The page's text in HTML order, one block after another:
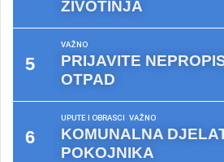
ŽIVOTINJA
VAŽNO
PRIJAVITE
OTPAD
UPUTE I OBRASCI VAŽNO
KOMUNALNA
POKOJNIKA